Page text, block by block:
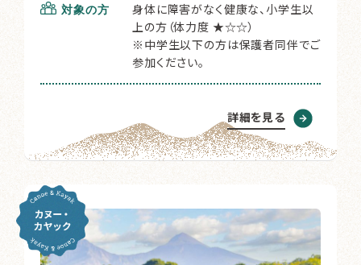
対象の方
身体に障害がなく健康な、小学生以
上の方（体力度 ★☆☆）
※中学生以下の方は保護者同伴でご
参加ください。
詳細を見る